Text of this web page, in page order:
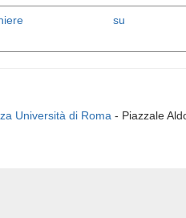
su
Università di Roma - Piazzale